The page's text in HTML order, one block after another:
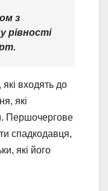
з
рівності
входять до
які
Першочергове
спадкодавця,
які його